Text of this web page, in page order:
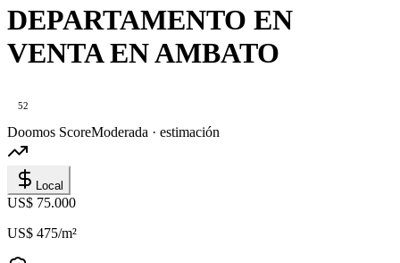
DEPARTAMENTO EN
VENTA EN AMBATO
52
Doomos ScoreModerada · estimación
Local
US$ 75.000
US$ 475/m²